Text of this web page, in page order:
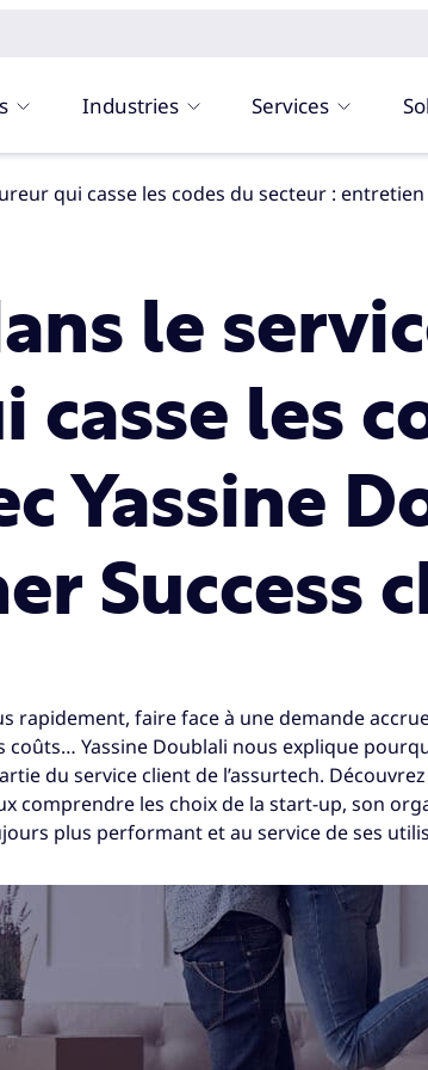
Industries Services
qui casse les codes du secteur :
le
casse les
Yassine
Success
rapidement, faire face à une demande
coûts… Yassine Doublali nous explique
du service client de l’assurtech.
comprendre les choix de la start-up, son
plus performant et au service de ses